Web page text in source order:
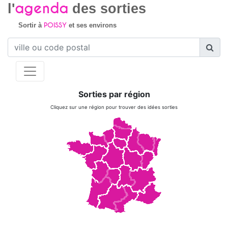
l'agenda des sorties
Sortir à POISSYet ses environs
Sorties par région
Cliquez sur une région pour trouver des idées sorties